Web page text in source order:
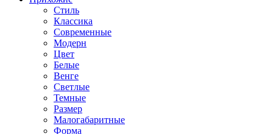
Стиль
Классика
Современные
Модерн
Цвет
Белые
Венге
Светлые
Темные
Размер
Малогабаритные
Форма